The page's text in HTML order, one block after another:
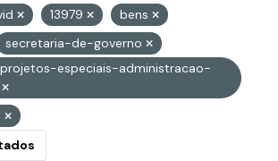
13979
bens
secretaria-de-governo
especiais-administracao-